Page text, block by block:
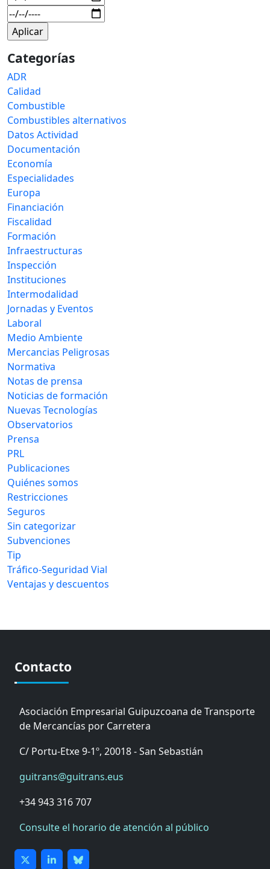
Categorías
ADR
Calidad
Combustible
Combustibles alternativos
Datos Actividad
Documentación
Economía
Especialidades
Europa
Financiación
Fiscalidad
Formación
Infraestructuras
Inspección
Instituciones
Intermodalidad
Jornadas y Eventos
Laboral
Medio Ambiente
Mercancias Peligrosas
Normativa
Notas de prensa
Noticias de formación
Nuevas Tecnologías
Observatorios
Prensa
PRL
Publicaciones
Quiénes somos
Restricciones
Seguros
Sin categorizar
Subvenciones
Tip
Tráfico-Seguridad Vial
Ventajas y descuentos
Contacto
Asociación Empresarial Guipuzcoana de Transporte
de Mercancías por Carretera
C/ Portu-Etxe 9-1º, 20018 - San Sebastián
guitrans@guitrans.eus
+34 943 316 707
Consulte el horario de atención al público